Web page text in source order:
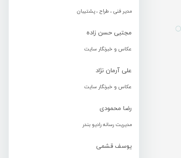
مدیر فنی ، طراح ، پشتیبان
مجتبی حسن زاده
عکاس و خبرنگار سایت
علی آرمان نژاد
عکاس و خبرنگار سایت
رضا محمودی
مدیریت رسانه رادیو بندر
یوسف قشمی